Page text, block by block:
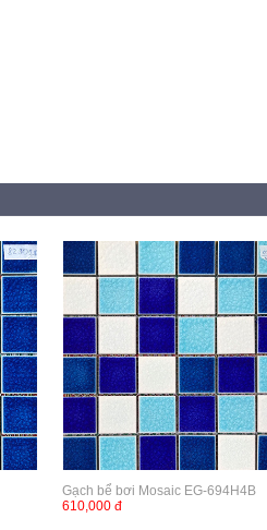
Gạch bể bơi Mosaic EG-694H4B
610,000 đ